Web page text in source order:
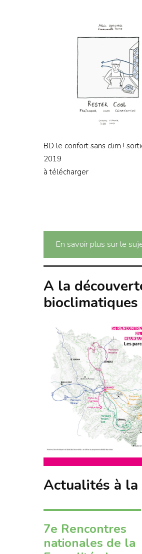
BD le confort sans clim !
2019
à télécharger
En savoir plus sur le
A la
Actualités à la
7e Rencontres
nationales de la